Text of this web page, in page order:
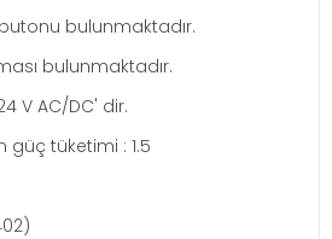
bulunmaktadır.
bulunmaktadır.
V AC/DC' dir.
güç tüketimi : 1.5